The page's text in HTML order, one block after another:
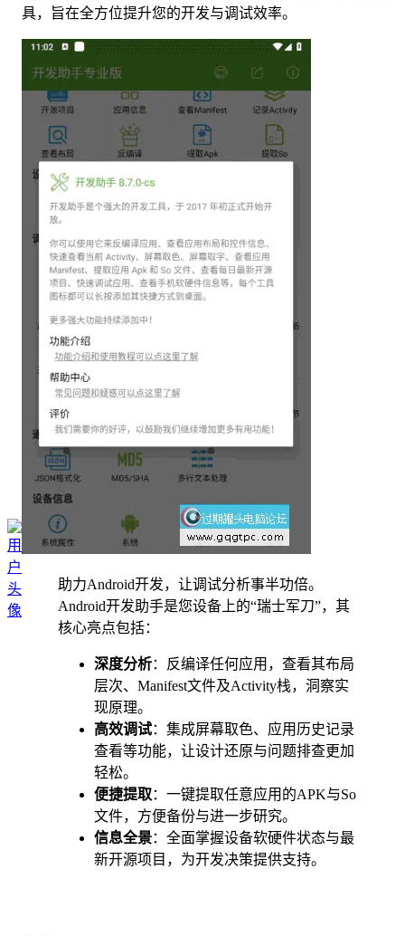
具，旨在全方位提升您的开发与调试效率。
助力Android开发，让调试分析事半功倍。
Android开发助手是您设备上的“瑞士军刀”，其
核心亮点包括：
深度分析：反编译任何应用，查看其布局
层次、Manifest文件及Activity栈，洞察实
现原理。
高效调试：集成屏幕取色、应用历史记录
查看等功能，让设计还原与问题排查更加
轻松。
便捷提取：一键提取任意应用的APK与So
文件，方便备份与进一步研究。
信息全景：全面掌握设备软硬件状态与最
新开源项目，为开发决策提供支持。